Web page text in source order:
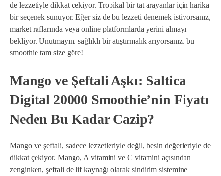
de lezzetiyle dikkat çekiyor. Tropikal bir tat arayanlar için harika
bir seçenek sunuyor. Eğer siz de bu lezzeti denemek istiyorsanız,
market raflarında veya online platformlarda yerini almayı
bekliyor. Unutmayın, sağlıklı bir atıştırmalık arıyorsanız, bu
smoothie tam size göre!
Mango ve Şeftali Aşkı: Saltica
Digital 20000 Smoothie’nin Fiyatı
Neden Bu Kadar Cazip?
Mango ve şeftali, sadece lezzetleriyle değil, besin değerleriyle de
dikkat çekiyor. Mango, A vitamini ve C vitamini açısından
zenginken, şeftali de lif kaynağı olarak sindirim sistemine